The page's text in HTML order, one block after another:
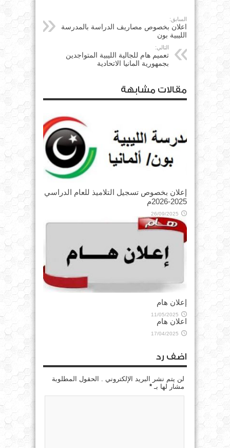
السابق:
اعلان بخصوص مصاريف الدراسة بالمدرسة
الليبية بون
التالي:
تعميم هام للجالية الليبية المتواجدين
بجمهورية المانيا الاتحادية
مقالات مشابهة
إعلان بخصوص تسجيل التلاميذ للعام الدراسي
2025-2026م
26/09/2025
إعلان هام
11/05/2025
اعلان هام
17/04/2025
اضف رد
لن يتم نشر البريد الإلكتروني . الحقول المطلوبة
مشار لها بـ *